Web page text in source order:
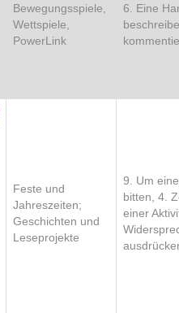
Bewegungsspiele,
Wettspiele,
PowerLink
6. Eine
Feste und
Jahreszeiten;
Geschichten und
Leseprojekte
9. Um
bitten, 4.
einer